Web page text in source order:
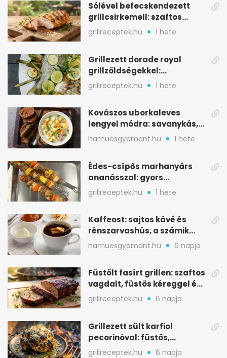
Sólével befecskendezett
grillcsirkemell: szaftos
marad, nem szárad ki
grillreceptek.hu 1 hete
Grillezett dorade royal
grillzöldségekkel:
mediterrán ízek a rostélyról
grillreceptek.hu 1 hete
Kovászos uborkaleves
lengyel módra: savanykás,
kapros, meglepően
tartalmas
hamuesgyemant.hu 1 hete
Édes-csípős marhanyárs
ananásszal: gyors
grillrecept jalapeñóval
grillreceptek.hu 1 hete
Kaffeost: sajtos kávé és
rénszarvashús, a számik
melegítő itala
hamuesgyemant.hu 6 napja
Füstölt fasírt grillen: szaftos
vagdalt, füstös kéreggel és
BBQ mázzal
grillreceptek.hu 6 napja
Grillezett sült karfiol
pecorinóval: füstös,
karamellizált nyári kedvenc
grillreceptek.hu 6 napja